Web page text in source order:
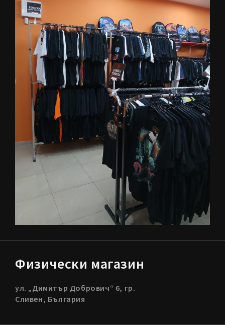
Физически магазин
ул. „Димитър Добрович“ 6, гр.
Сливен, България